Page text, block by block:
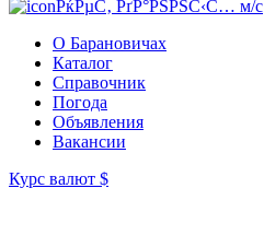
РќРµС‚ РґР°РЅРЅС‹С… м/с
О Барановичах
Каталог
Справочник
Погода
Объявления
Вакансии
Курс валют $